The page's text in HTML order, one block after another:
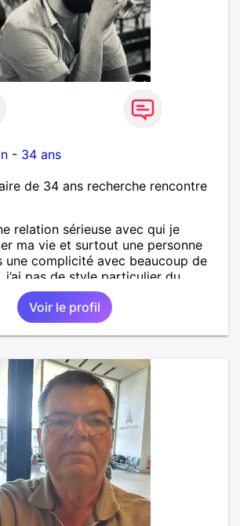
- 34 ans
de 34 ans recherche rencontre
relation sérieuse avec qui je
ma vie et surtout une personne
une complicité avec beaucoup de
j’ai pas de style particulier du
affronter les problèmes de la vie
l’un pour l’autre
Voir le profil